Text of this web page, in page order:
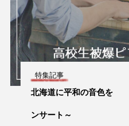
特集記事
北海道に平
～高校生
ンサート～